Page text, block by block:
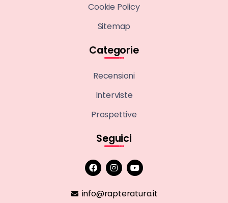
Cookie Policy
Sitemap
Categorie
Recensioni
Interviste
Prospettive
Seguici
info@rapteratura.it